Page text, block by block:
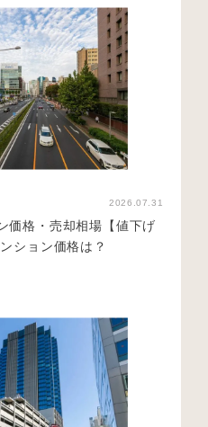
2026.07.31
価格・売却相場【値下げ
ション価格は？